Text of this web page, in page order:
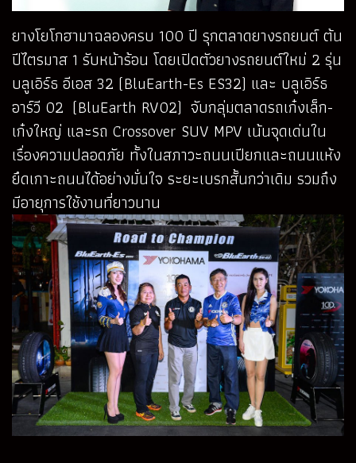
ยางโยโกฮามาฉลองครบ 100 ปี รุกตลาดยางรถยนต์ ต้น
ปีไตรมาส 1 รับหน้าร้อน โดยเปิดตัวยางรถยนต์ใหม่ 2 รุ่น
บลูเอิร์ธ อีเอส 32 (BluEarth-Es ES32) และ บลูเอิร์ธ
อาร์วี 02 (BluEarth RV02) จับกลุ่มตลาดรถเก๋งเล็ก-
เก๋งใหญ่ และรถ Crossover SUV MPV เน้นจุดเด่นใน
เรื่องความปลอดภัย ทั้งในสภาวะถนนเปียกและถนนแห้ง
ยึดเกาะถนนได้อย่างมั่นใจ ระยะเบรกสั้นกว่าเดิม รวมถึง
มีอายุการใช้งานที่ยาวนาน